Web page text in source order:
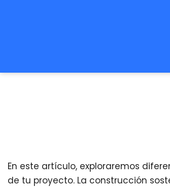
En este artículo, exploraremos
de tu proyecto. La construcción